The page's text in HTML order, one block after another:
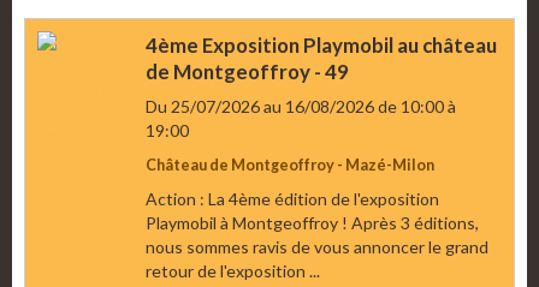
4ème Exposition Playmobil au château
de Montgeoffroy - 49
Du 25/07/2026au 16/08/2026de 10:00à
19:00
Château de Montgeoffroy - Mazé-Milon
Action : La 4ème édition de l'exposition
Playmobil à Montgeoffroy ! Après 3 éditions,
nous sommes ravis de vous annoncer le grand
retour de l'exposition ...